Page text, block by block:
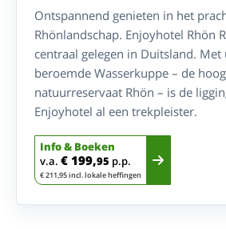
Ontspannend genieten in het
Rhönlandschap. Enjoyhotel Rhön
centraal gelegen in Duitsland.
beroemde Wasserkuppe – de
natuurreservaat Rhön – is de
Enjoyhotel al een trekpleister.
Info & Boeken
v.a. € 199,95 p.p.
€ 211,95 incl. lokale heffingen